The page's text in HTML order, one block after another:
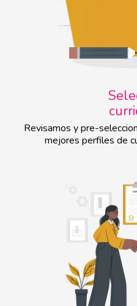
Revisamos y pre-
mejores perfiles de